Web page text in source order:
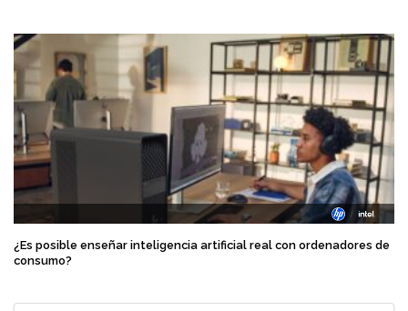
¿Es posible enseñar inteligencia artificial real con ordenadores de
consumo?